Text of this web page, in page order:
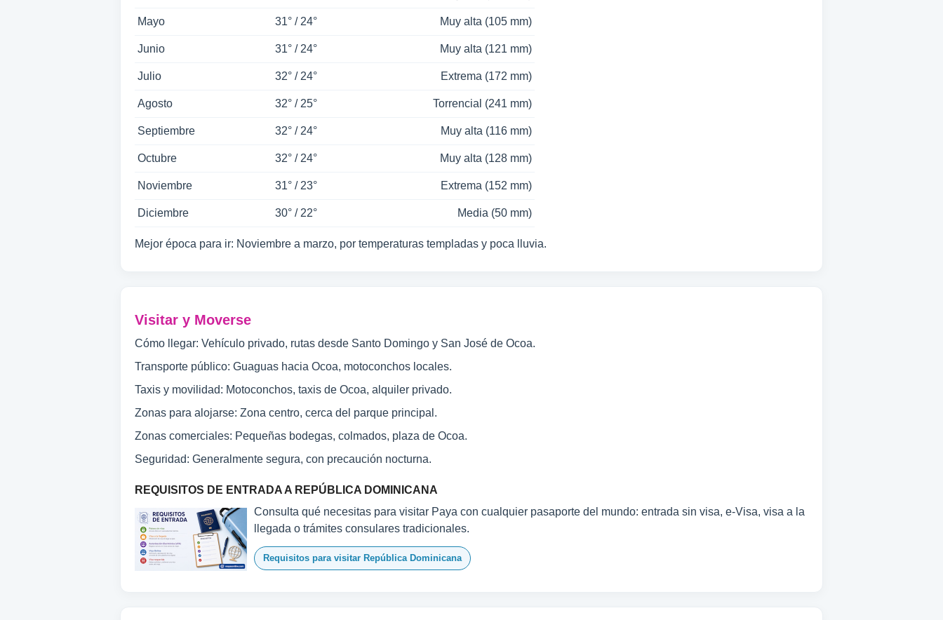
Mayo 31° / 24° Muy alta (105 mm)
Junio 31° / 24° Muy alta (121 mm)
Julio 32° / 24° Extrema (172 mm)
Agosto 32° / 25° Torrencial (241 mm)
Septiembre 32° / 24° Muy alta (116 mm)
Octubre 32° / 24° Muy alta (128 mm)
Noviembre 31° / 23° Extrema (152 mm)
Diciembre 30° / 22° Media (50 mm)
Mejor época para ir: Noviembre a marzo, por temperaturas templadas y poca lluvia.
Visitar y Moverse
Cómo llegar: Vehículo privado, rutas desde Santo Domingo y San José de Ocoa.
Transporte público: Guaguas hacia Ocoa, motoconchos locales.
Taxis y movilidad: Motoconchos, taxis de Ocoa, alquiler privado.
Zonas para alojarse: Zona centro, cerca del parque principal.
Zonas comerciales: Pequeñas bodegas, colmados, plaza de Ocoa.
Seguridad: Generalmente segura, con precaución nocturna.
REQUISITOS DE ENTRADA A REPÚBLICA DOMINICANA
Consulta qué necesitas para visitar Paya con cualquier pasaporte del mundo: entrada sin visa, e-Visa, visa a la
llegada o trámites consulares tradicionales.
Requisitos para visitar República Dominicana